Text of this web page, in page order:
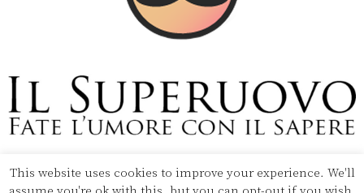
Copyright © 2020 Il Superuovo — Powered by Pipool
This website uses cookies to improve your experience. We'll